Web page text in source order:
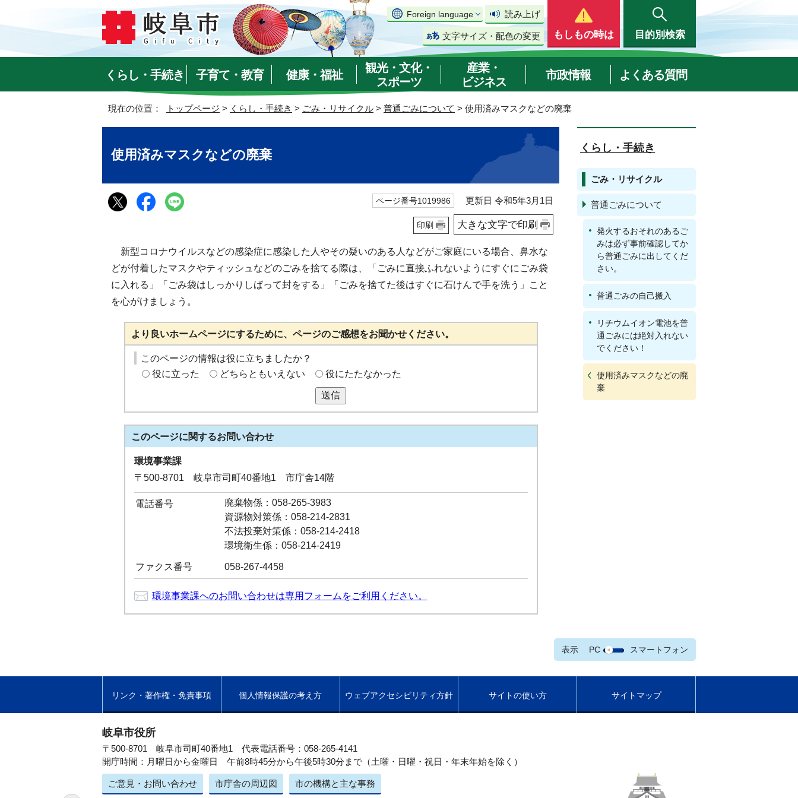
Foreign language 読み上げ
文字サイズ・配色の変更 もしもの時は 目的別検索
くらし・手続き 子育て・教育 健康・福祉
観光・文化・
スポーツ
産業・
ビジネス
市政情報 よくある質問
現在の位置： トップページ > くらし・手続き > ごみ・リサイクル > 普通ごみについて > 使用済みマスクなどの廃棄
使用済みマスクなどの廃棄
ページ番号1019986 更新日 令和5年3月1日
印刷 大きな文字で印刷
新型コロナウイルスなどの感染症に感染した人やその疑いのある人などがご家庭にいる場合、鼻水な
どが付着したマスクやティッシュなどのごみを捨てる際は、「ごみに直接ふれないようにすぐにごみ袋
に入れる」「ごみ袋はしっかりしばって封をする」「ごみを捨てた後はすぐに石けんで手を洗う」こと
を心がけましょう。
より良いホームページにするために、ページのご感想をお聞かせください。
このページの情報は役に立ちましたか？
役に立った
どちらともいえない 役にたたなかった
送信
このページに関するお問い合わせ
環境事業課
〒500-8701 岐阜市司町40番地1 市庁舎14階
電話番号
廃棄物係：058-265-3983
資源物対策係：058-214-2831
不法投棄対策係：058-214-2418
環境衛生係：058-214-2419
ファクス番号 058-267-4458
環境事業課へのお問い合わせは専用フォームをご利用ください。
くらし・手続き
ごみ・リサイクル
普通ごみについて
発火するおそれのあるご
みは必ず事前確認してか
ら普通ごみに出してくだ
さい。
普通ごみの自己搬入
リチウムイオン電池を普
通ごみには絶対入れない
でください！
使用済みマスクなどの廃
棄
表示 PC スマートフォン
リンク・著作権・免責事項 個人情報保護の考え方 ウェブアクセシビリティ方針 サイトの使い方 サイトマップ
岐阜市役所
〒500-8701 岐阜市司町40番地1 代表電話番号：058-265-4141
開庁時間：月曜日から金曜日 午前8時45分から午後5時30分まで（土曜・日曜・祝日・年末年始を除く）
ご意見・お問い合わせ 市庁舎の周辺図 市の機構と主な事務